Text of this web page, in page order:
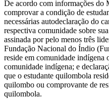
De acordo com informações do
comprovar a condição de
necessárias autodeclaração do
respectiva comunidade sobre
assinada por pelo menos três
Fundação Nacional do Índio
reside em comunidade indígena
comunidade indígena; e
que o estudante quilombola
quilombo ou comprovante de
quilombola.